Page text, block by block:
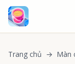
Trang chủ → Màn